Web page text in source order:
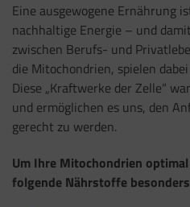
Eine ausgewogene Ernährung
nachhaltige Energie – und
zwischen Berufs- und
die Mitochondrien, spielen
Diese „Kraftwerke der Zelle“
und ermöglichen es uns, den
gerecht zu werden.
Um Ihre Mitochondrien
folgende Nährstoffe